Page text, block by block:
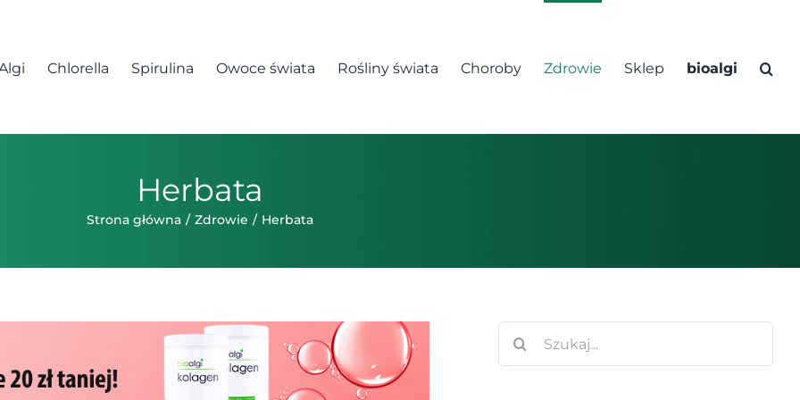
Chlorella Spirulina Owoce świata Rośliny świata Choroby Zdrowie Sklep bioalgi
Herbata
Strona główna Zdrowie Herbata